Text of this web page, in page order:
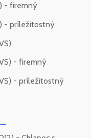
- firemný
- príležitostný
- firemný
- príležitostný